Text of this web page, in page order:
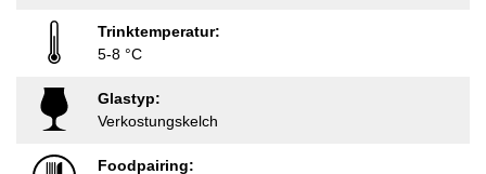
Trinktemperatur:
5-8 °C
Glastyp:
Verkostungskelch
Foodpairing: